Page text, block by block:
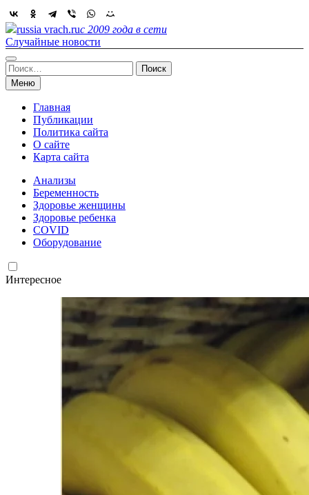
Skip
to
content
russia vrach.ruс 2009 года в сети
Случайные новости
Найти:
Меню
Главная
Публикации
Политика сайта
О сайте
Карта сайта
Анализы
Беременность
Здоровье женщины
Здоровье ребенка
COVID
Оборудование
Интересное